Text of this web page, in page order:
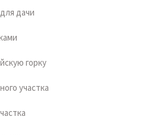
дачи
горку
участка